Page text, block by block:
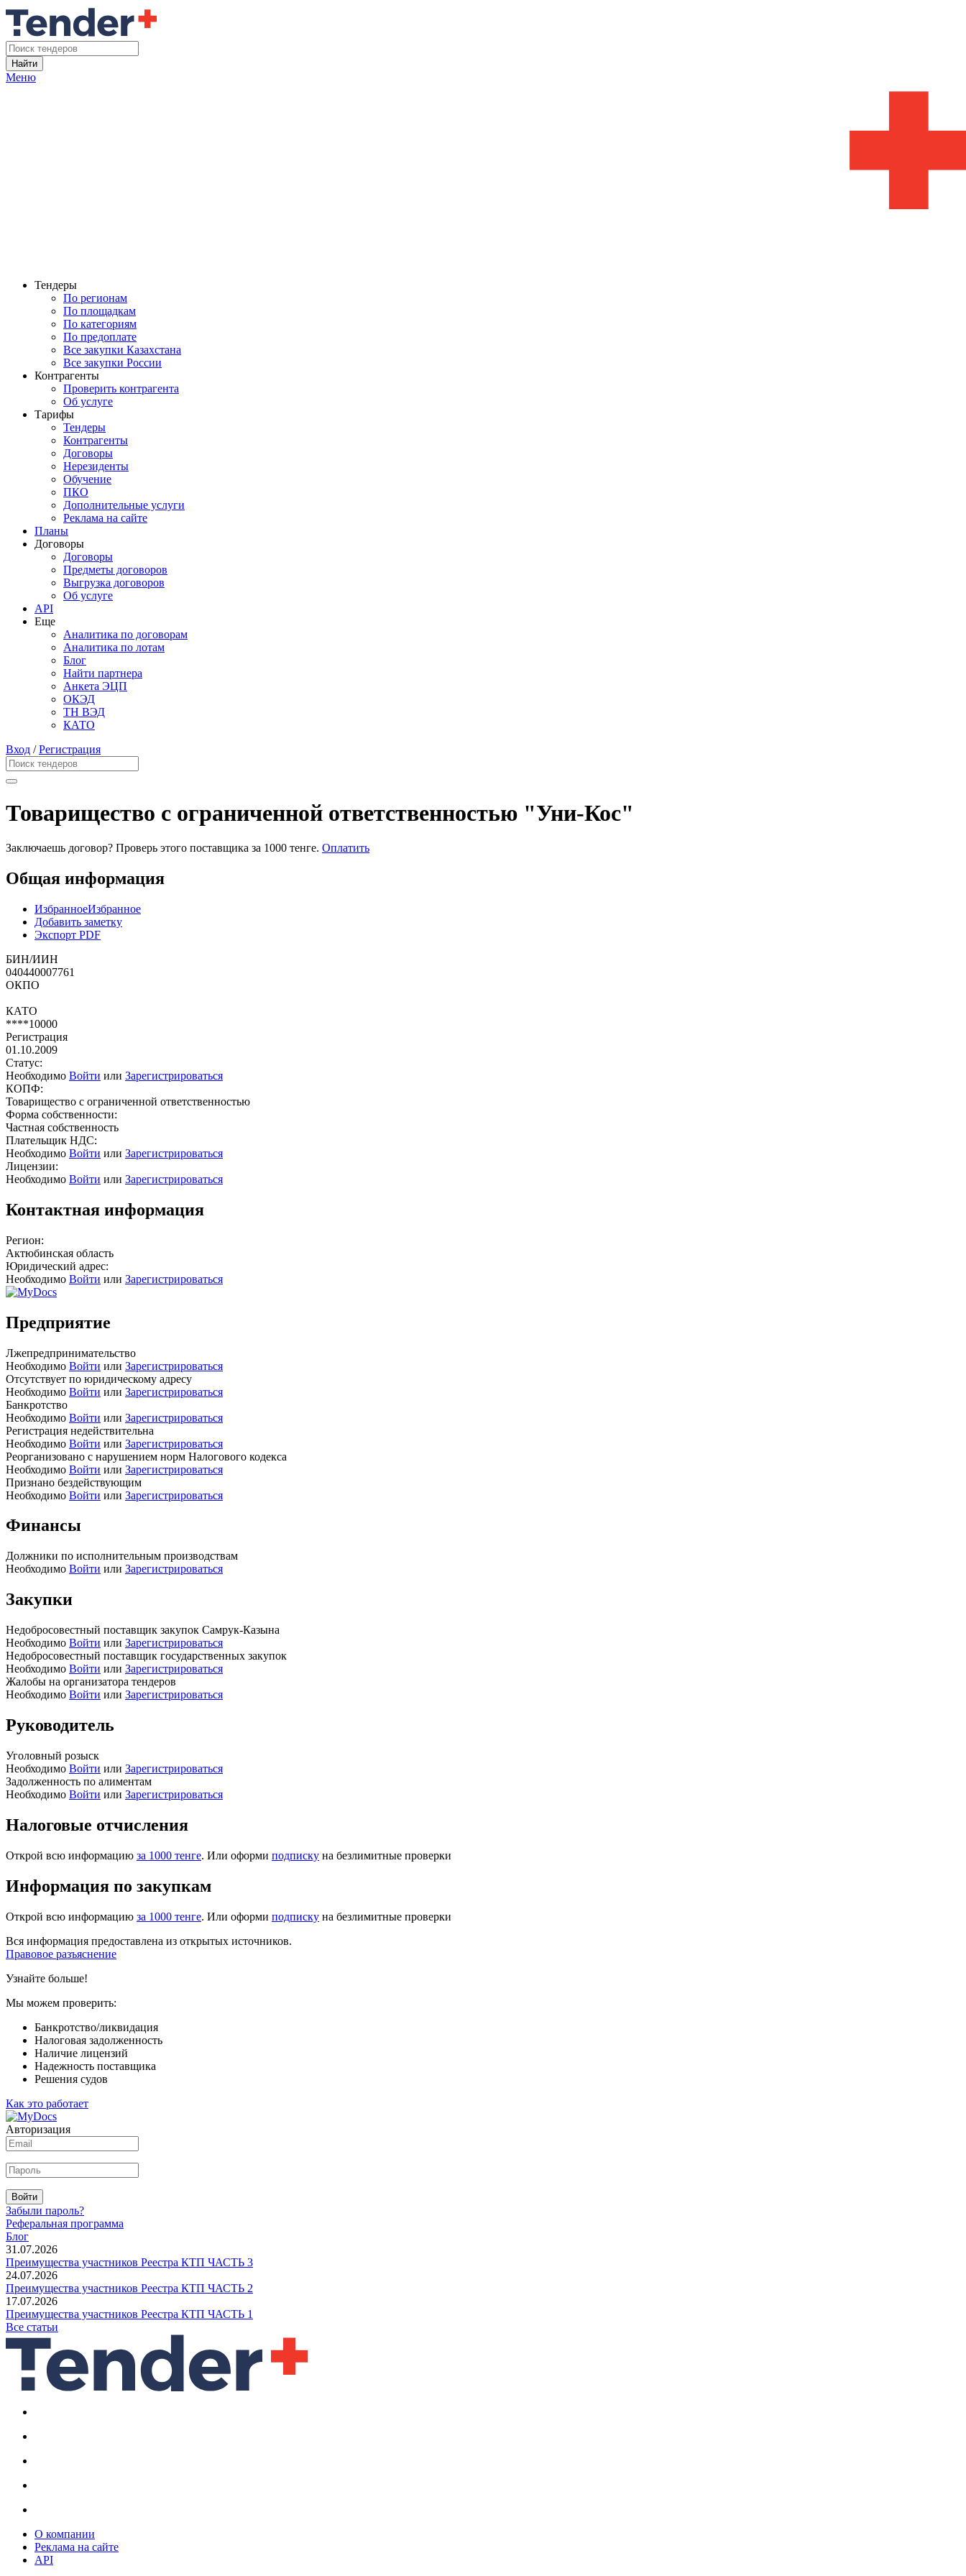
Найти
Меню
Тендеры
По регионам
По площадкам
По категориям
По предоплате
Все закупки Казахстана
Все закупки России
Контрагенты
Проверить контрагента
Об услуге
Тарифы
Тендеры
Контрагенты
Договоры
Нерезиденты
Обучение
ПКО
Дополнительные услуги
Реклама на сайте
Планы
Договоры
Договоры
Предметы договоров
Выгрузка договоров
Об услуге
API
Еще
Аналитика по договорам
Аналитика по лотам
Блог
Найти партнера
Анкета ЭЦП
ОКЭД
ТН ВЭД
КАТО
Вход /Регистрация
Товарищество с ограниченной ответственностью "Уни-Кос"
Заключаешь договор? Проверь этого поставщика за 1000 тенге. Оплатить
Общая информация
ИзбранноеИзбранное
Добавить заметку
Экспорт PDF
БИН/ИИН
040440007761
ОКПО
КАТО
****10000
Регистрация
01.10.2009
Статус:
Необходимо Войти или Зарегистрироваться
КОПФ:
Товарищество с ограниченной ответственностью
Форма собственности:
Частная собственность
Плательщик НДС:
Необходимо Войти или Зарегистрироваться
Лицензии:
Необходимо Войти или Зарегистрироваться
Контактная информация
Регион:
Актюбинская область
Юридический адрес:
Необходимо Войти или Зарегистрироваться
Предприятие
Лжепредпринимательство
Необходимо Войти или Зарегистрироваться
Отсутствует по юридическому адресу
Необходимо Войти или Зарегистрироваться
Банкротство
Необходимо Войти или Зарегистрироваться
Регистрация недействительна
Необходимо Войти или Зарегистрироваться
Реорганизовано с нарушением норм Налогового кодекса
Необходимо Войти или Зарегистрироваться
Признано бездействующим
Необходимо Войти или Зарегистрироваться
Финансы
Должники по исполнительным производствам
Необходимо Войти или Зарегистрироваться
Закупки
Недобросовестный поставщик закупок Самрук-Казына
Необходимо Войти или Зарегистрироваться
Недобросовестный поставщик государственных закупок
Необходимо Войти или Зарегистрироваться
Жалобы на организатора тендеров
Необходимо Войти или Зарегистрироваться
Руководитель
Уголовный розыск
Необходимо Войти или Зарегистрироваться
Задолженность по алиментам
Необходимо Войти или Зарегистрироваться
Налоговые отчисления
Открой всю информацию за 1000 тенге. Или оформи подписку на безлимитные проверки
Информация по закупкам
Открой всю информацию за 1000 тенге. Или оформи подписку на безлимитные проверки
Вся информация предоставлена из открытых источников.
Правовое разъяснение
Узнайте больше!
Мы можем проверить:
Банкротство/ликвидация
Налоговая задолженность
Наличие лицензий
Надежность поставщика
Решения судов
Как это работает
Авторизация
Войти
Забыли пароль?
Реферальная программа
Блог
31.07.2026
Преимущества участников Реестра КТП ЧАСТЬ 3
24.07.2026
Преимущества участников Реестра КТП ЧАСТЬ 2
17.07.2026
Преимущества участников Реестра КТП ЧАСТЬ 1
Все статьи
О компании
Реклама на сайте
API